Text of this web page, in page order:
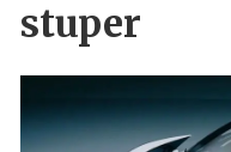
stuper